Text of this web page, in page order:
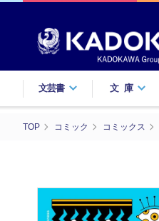
文芸書 文庫
TOP コミック コミックス